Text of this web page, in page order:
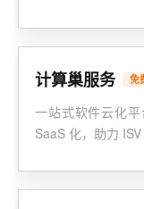
计算巢服务 免
一站式软件云化
SaaS 化，助力 ISV